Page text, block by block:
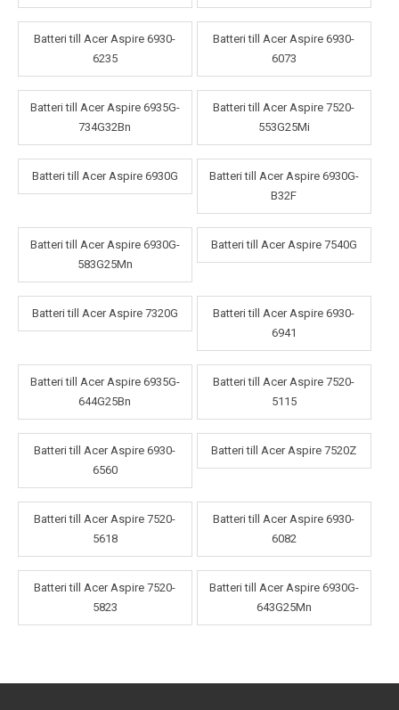
Batteri till Acer Aspire 6930-
6235
Batteri till Acer Aspire 6930-
6073
Batteri till Acer Aspire 6935G-
734G32Bn
Batteri till Acer Aspire 7520-
553G25Mi
Batteri till Acer Aspire 6930G
Batteri till Acer Aspire 6930G-
B32F
Batteri till Acer Aspire 6930G-
583G25Mn
Batteri till Acer Aspire 7540G
Batteri till Acer Aspire 7320G
Batteri till Acer Aspire 6930-
6941
Batteri till Acer Aspire 6935G-
644G25Bn
Batteri till Acer Aspire 7520-
5115
Batteri till Acer Aspire 6930-
6560
Batteri till Acer Aspire 7520Z
Batteri till Acer Aspire 7520-
5618
Batteri till Acer Aspire 6930-
6082
Batteri till Acer Aspire 7520-
5823
Batteri till Acer Aspire 6930G-
643G25Mn